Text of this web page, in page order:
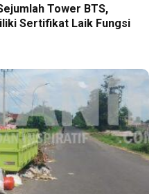
Tower BTS,
Sertifikat Laik Fungsi